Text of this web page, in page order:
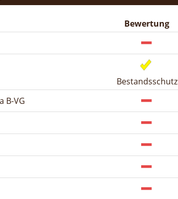
Bewertung
Bestandsschutz
B-VG